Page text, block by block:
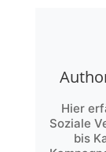
Hier
Soziale
bis